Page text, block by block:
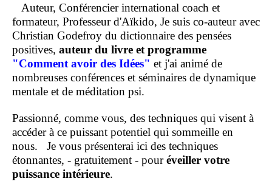
Auteur, Conférencier international coach et
formateur, Professeur d'Aïkido, Je suis co-auteur avec
Christian Godefroy du dictionnaire des pensées
positives, auteur du livre et programme
"Comment avoir des Idées" et j'ai animé de
nombreuses conférences et séminaires de dynamique
mentale et de méditation psi.
Passionné, comme vous, des techniques qui visent à
accéder à ce puissant potentiel qui sommeille en
nous. Je vous présenterai ici des techniques
étonnantes, - gratuitement - pouréveiller votre
puissance intérieure.